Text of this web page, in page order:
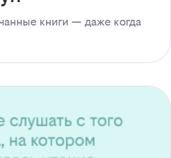
книги — даже когда